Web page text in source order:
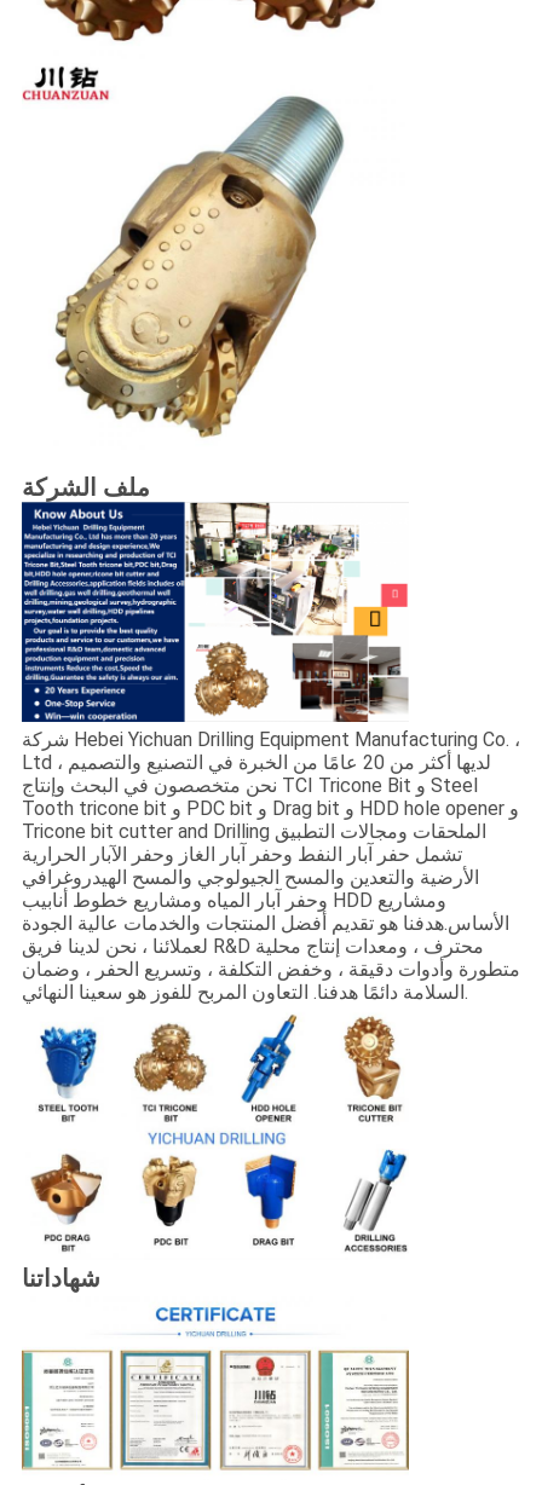
ملف الشركة
شركة Hebei Yichuan Drilling Equipment Manufacturing Co. ،
Ltd لديها أكثر من 20 عامًا من الخبرة في التصنيع والتصميم ،
نحن متخصصون في البحث وإنتاج TCI Tricone Bit و Steel
Tooth tricone bit و PDC bit و Drag bit و HDD hole opener و
Tricone bit cutter and Drilling الملحقات ومجالات التطبيق
تشمل حفر آبار النفط وحفر آبار الغاز وحفر الآبار الحرارية
الأرضية والتعدين والمسح الجيولوجي والمسح الهيدروغرافي
وحفر آبار المياه ومشاريع خطوط أنابيب HDD ومشاريع
الأساس.هدفنا هو تقديم أفضل المنتجات والخدمات عالية الجودة
لعملائنا ، نحن لدينا فريق R&D محترف ، ومعدات إنتاج محلية
متطورة وأدوات دقيقة ، وخفض التكلفة ، وتسريع الحفر ، وضمان
السلامة دائمًا هدفنا. التعاون المربح للفوز هو سعينا النهائي.
شهاداتنا